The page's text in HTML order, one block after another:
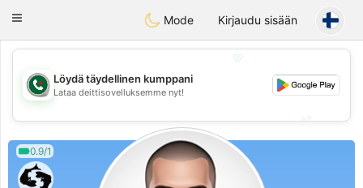
Weshrak
Toggle
Mode Kirjaudu sisään
💖
💕
Löydä täydellinen kumppani
Lataa deittisovelluksemme nyt!
0.9/1